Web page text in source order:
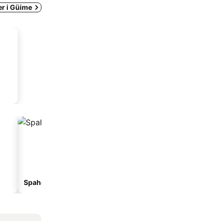
i Güime
Spahoteller